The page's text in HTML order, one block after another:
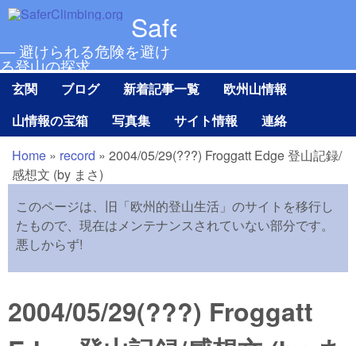
メインコンテンツに移動
SaferClimbing.org
— 避けられる危険を避け
る登山の探求
Main menu Ja
玄関 ブログ 新着記事一覧
欧州山情報
山情報の宝箱
写真集 サイト情報 連絡
現在地
Home » record » 2004/05/29(???) Froggatt Edge 登山記録/
感想文 (by まさ)
このページは、旧「欧州的登山生活」のサイトを移行し
たもので、現在はメンテナンスされていない部分です。
悪しからず!
2004/05/29(???) Froggatt